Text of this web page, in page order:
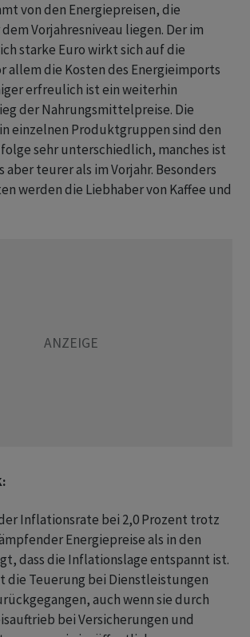
von den Energiepreisen, die
Vorjahresniveau liegen. Der im
starke Euro wirkt sich auf die
allem die Kosten des Energieimports
erfreulich ist ein weiterhin
der Nahrungsmittelpreise. Die
einzelnen Produktgruppen sind den
sehr unterschiedlich, manches ist
teurer als im Vorjahr. Besonders
werden die Liebhaber von Kaffee und
Inflationsrate bei 2,0 Prozent trotz
Energiepreise als in den
dass die Inflationslage entspannt ist.
die Teuerung bei Dienstleistungen
auch wenn sie durch
bei Versicherungen und